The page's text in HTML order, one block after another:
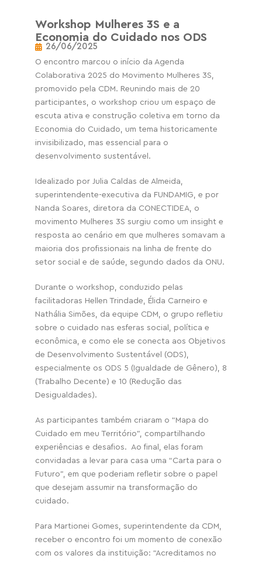
Workshop Mulheres 3S e a
Economia do Cuidado nos ODS
26/06/2025
O encontro marcou o início da Agenda
Colaborativa 2025 do Movimento Mulheres 3S,
promovido pela CDM. Reunindo mais de 20
participantes, o workshop criou um espaço de
escuta ativa e construção coletiva em torno da
Economia do Cuidado, um tema historicamente
invisibilizado, mas essencial para o
desenvolvimento sustentável.
Idealizado por Julia Caldas de Almeida,
superintendente-executiva da FUNDAMIG, e por
Nanda Soares, diretora da CONECTIDEA, o
movimento Mulheres 3S surgiu como um insight e
resposta ao cenário em que mulheres somavam a
maioria dos profissionais na linha de frente do
setor social e de saúde, segundo dados da ONU.
Durante o workshop, conduzido pelas
facilitadoras Hellen Trindade, Élida Carneiro e
Nathália Simões, da equipe CDM, o grupo refletiu
sobre o cuidado nas esferas social, política e
econômica, e como ele se conecta aos Objetivos
de Desenvolvimento Sustentável (ODS),
especialmente os ODS 5 (Igualdade de Gênero), 8
(Trabalho Decente) e 10 (Redução das
Desigualdades).
As participantes também criaram o “Mapa do
Cuidado em meu Território”, compartilhando
experiências e desafios. Ao final, elas foram
convidadas a levar para casa uma “Carta para o
Futuro”, em que poderiam refletir sobre o papel
que desejam assumir na transformação do
cuidado.
Para Martionei Gomes, superintendente da CDM,
receber o encontro foi um momento de conexão
com os valores da instituição: “Acreditamos no